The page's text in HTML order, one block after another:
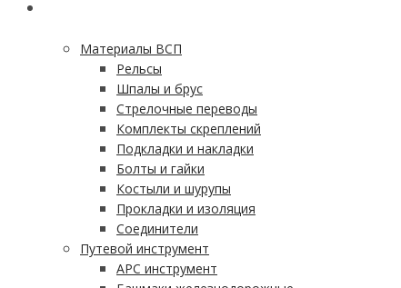
Материалы ВСП
Рельсы
Шпалы и брус
Стрелочные переводы
Комплекты скреплений
Подкладки и накладки
Болты и гайки
Костыли и шурупы
Прокладки и изоляция
Соединители
Путевой инструмент
АРС инструмент